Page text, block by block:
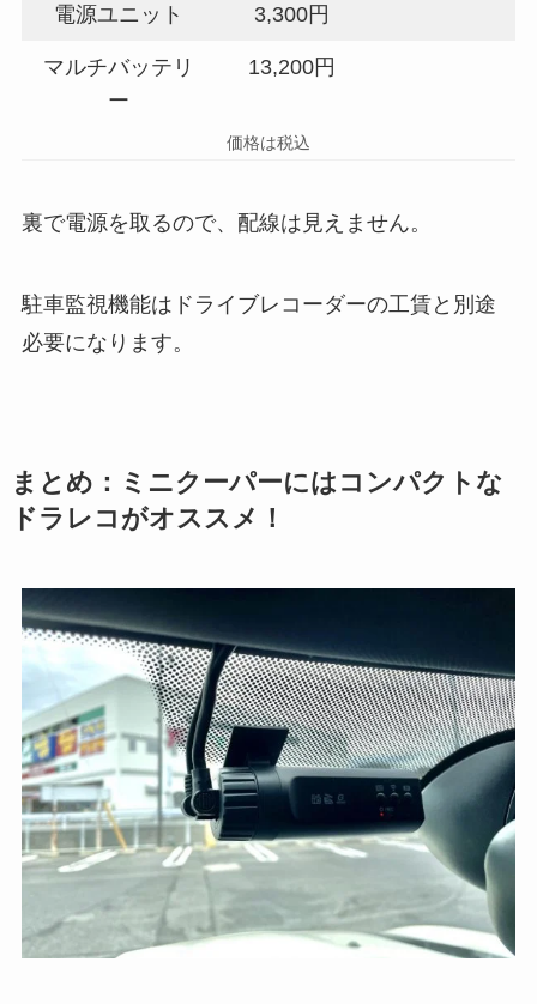
電源ユニット 3,300円
マルチバッテリ
ー
13,200円
価格は税込
裏で電源を取るので、配線は見えません。
駐車監視機能はドライブレコーダーの工賃と別途
必要になります。
まとめ：ミニクーパーにはコンパクトな
ドラレコがオススメ！